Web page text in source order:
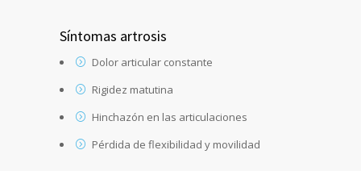
Síntomas artrosis
Dolor articular constante
Rigidez matutina
Hinchazón en las articulaciones
Pérdida de flexibilidad y movilidad